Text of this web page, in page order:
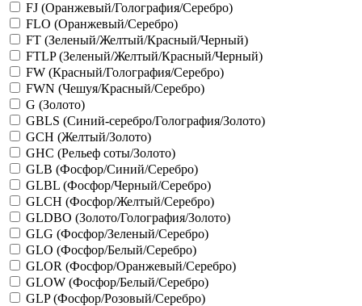
FJ (Оранжевый/Голография/Серебро)
FLO (Оранжевый/Серебро)
FT (Зеленый/Желтый/Красный/Черный)
FTLP (Зеленый/Желтый/Красный/Черный)
FW (Красный/Голография/Серебро)
FWN (Чешуя/Красный/Серебро)
G (Золото)
GBLS (Синий-серебро/Голография/Золото)
GCH (Желтый/Золото)
GHC (Рельеф соты/Золото)
GLB (Фосфор/Синий/Серебро)
GLBL (Фосфор/Черный/Серебро)
GLCH (Фосфор/Желтый/Серебро)
GLDBO (Золото/Голография/Золото)
GLG (Фосфор/Зеленый/Серебро)
GLO (Фосфор/Белый/Серебро)
GLOR (Фосфор/Оранжевый/Серебро)
GLOW (Фосфор/Белый/Серебро)
GLP (Фосфор/Розовый/Серебро)